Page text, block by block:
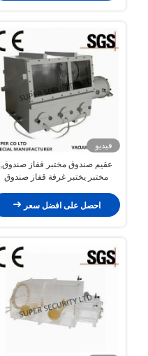
فيديو
عقيم صندوق مختبر قفاز صندوق,
مختبر يختبر غرفة قفاز صندوق
احصل على افضل سعر